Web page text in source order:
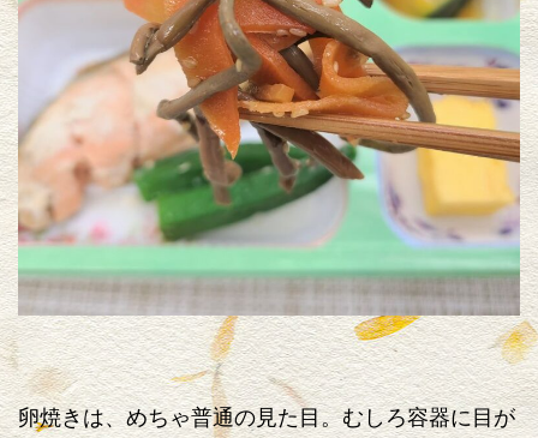
卵焼きは、めちゃ普通の見た目。むしろ容器に目が